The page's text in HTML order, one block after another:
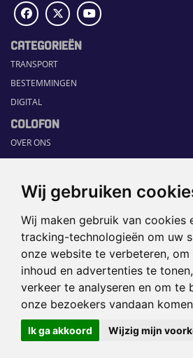
Wij gebruiken
Wij maken gebruik van cookies
tracking-technologieën om uw
onze website te verbeteren, om
inhoud en advertenties te
verkeer te analyseren en om te
onze bezoekers vandaan
Ik ga akkoord Wijzig mijn
CATEGORIEËN
TRANSPORT
BESTEMMINGEN
DIGITAL
COLOFON
OVER ONS
COMMUNICATION PLATFORM
RUBRIEKEN
HOME
SECTORGIDS
JOBS
HAPPENING
©2026 TRAVEL360° |SITEMAP
DISCLAIMER|PRIVACYBELEID|
COOKIEVOORKEUREN